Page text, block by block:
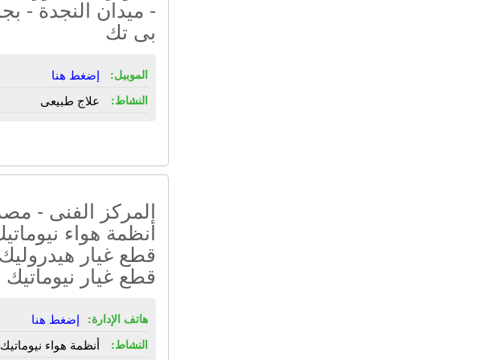
- ميدان النجدة -
بى تك
الموبيل: إضغط هنا
النشاط: علاج طبيعى
المركز الفنى -
أنظمة هواء
قطع غيار
قطع غيار نيوماتيك
هاتف الإدارة: إضغط هنا
النشاط: أنظمة هواء